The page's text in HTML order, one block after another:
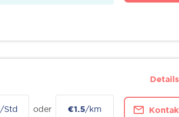
/Std oder €1.5/km
Details